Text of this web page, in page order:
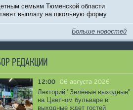
семьям Тюменской области
выплату на школьную форму
Больше новостей
РЕДАКЦИИ
12:00 06 августа 2026
Лекторий "Зелёные выходные"
на Цветном бульваре в
выходные ждет гостей